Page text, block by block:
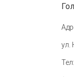
ул.
Тел